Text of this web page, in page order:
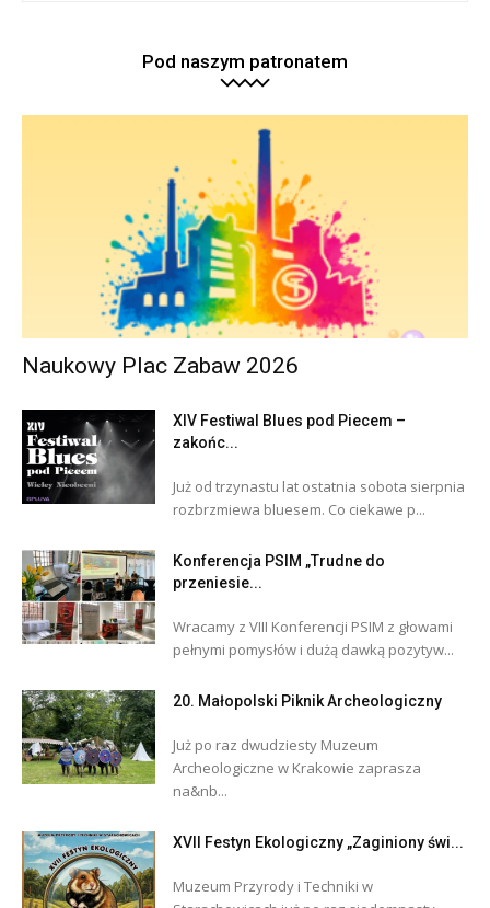
Pod naszym patronatem
Naukowy Plac Zabaw 2026
XIV Festiwal Blues pod Piecem –
zakońc...
Już od trzynastu lat ostatnia sobota sierpnia
rozbrzmiewa bluesem. Co ciekawe p...
Konferencja PSIM „Trudne do
przeniesie...
Wracamy z VIII Konferencji PSIM z głowami
pełnymi pomysłów i dużą dawką pozytyw...
20. Małopolski Piknik Archeologiczny
Już po raz dwudziesty Muzeum
Archeologiczne w Krakowie zaprasza
na&nb...
XVII Festyn Ekologiczny „Zaginiony świ...
Muzeum Przyrody i Techniki w